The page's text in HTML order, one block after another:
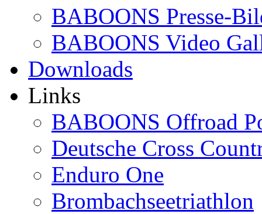
BABOONS Presse-
BABOONS Video
Downloads
Links
BABOONS Offroad
Deutsche Cross
Enduro One
Brombachseetriathlon